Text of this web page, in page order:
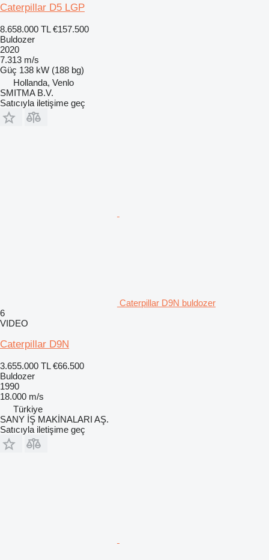
Caterpillar D5 LGP
8.658.000 TL €157.500
Buldozer
2020
7.313 m/s
Güç 138 kW (188 bg)
Hollanda, Venlo
SMITMA B.V.
Satıcıyla iletişime geç
Caterpillar D9N buldozer
6
VIDEO
Caterpillar D9N
3.655.000 TL €66.500
Buldozer
1990
18.000 m/s
Türkiye
SANY İŞ MAKİNALARI AŞ.
Satıcıyla iletişime geç